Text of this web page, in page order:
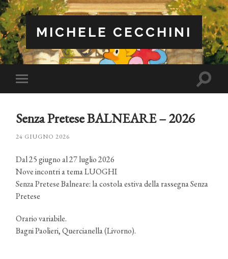
MICHELE CECCHINI
Attiva/disattiva
il
dispositivi
Attiva/
Senza Pretese BALNEARE – 2026
24 GIUGNO 2026
Dal 25 giugno al 27 luglio 2026
Nove incontri a tema LUOGHI
Senza Pretese Balneare: la costola estiva della rassegna Senza
Pretese
Orario variabile.
Bagni Paolieri, Quercianella (Livorno).